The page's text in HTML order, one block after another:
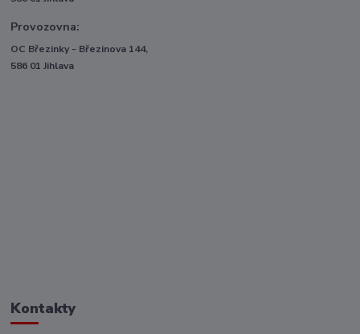
Provozovna:
OC Březinky - Březinova 144,
586 01 Jihlava
Kontakty